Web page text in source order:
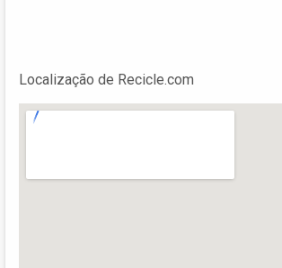
Localização de Recicle.com